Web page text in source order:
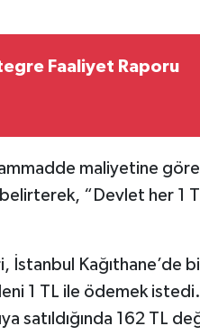
Faaliyet Raporu
maliyetine göre
“Devlet her 1
İstanbul Kağıthane’de
1 TL ile ödemek istedi.
satıldığında 162 TL